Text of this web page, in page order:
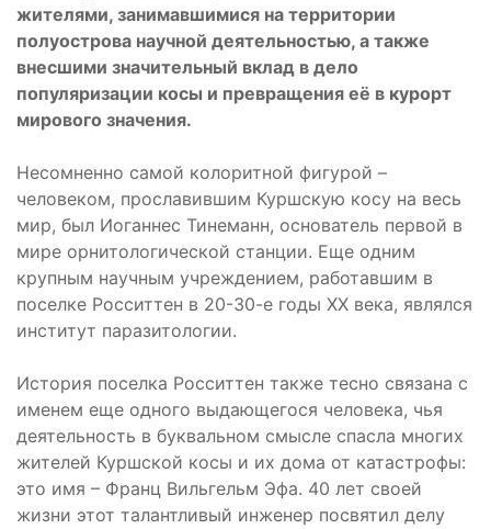
жителями, занимавшимися на территории
полуострова научной деятельностью, а также
внесшими значительный вклад в дело
популяризации косы и превращения её в курорт
мирового значения.
Несомненно самой колоритной фигурой –
человеком, прославившим Куршскую косу на весь
мир, был Иоганнес Тинеманн, основатель первой в
мире орнитологической станции. Еще одним
крупным научным учреждением, работавшим в
поселке Росситтен в 20-30-е годы XX века, являлся
институт паразитологии.
История поселка Росситтен также тесно связана с
именем еще одного выдающегося человека, чья
деятельность в буквальном смысле спасла многих
жителей Куршской косы и их дома от катастрофы:
это имя – Франц Вильгельм Эфа. 40 лет своей
жизни этот талантливый инженер посвятил делу